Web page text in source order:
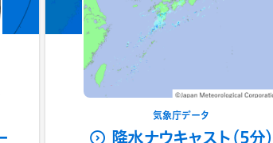
気象庁データ
降水ナウキャスト（5分）